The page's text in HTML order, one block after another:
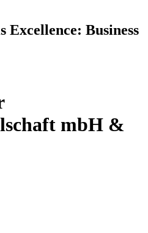
Excellence: Business
mbH &